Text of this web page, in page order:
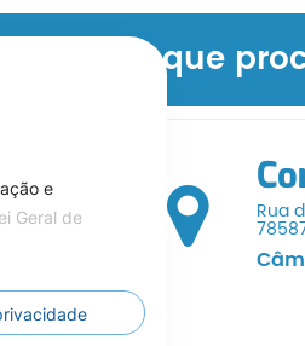
que
Rua
e
Geral de